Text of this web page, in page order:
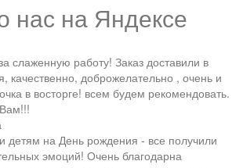
нас на Яндексе
слаженную работу! Заказ доставили в
качественно, доброжелательно , очень и
в восторге! всем будем рекомендовать.
детям на День рождения - все получили
эмоций! Очень благодарна